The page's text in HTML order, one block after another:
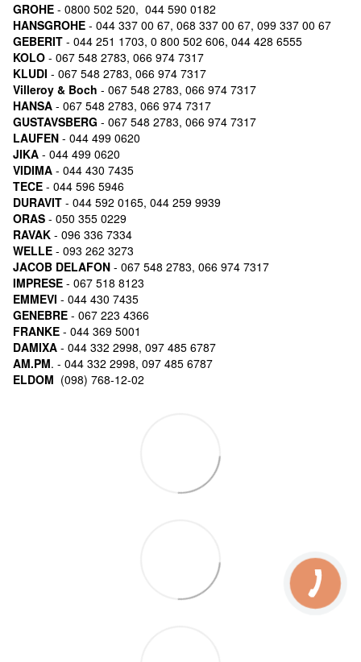
GROHE - 0800 502 520, 044 590 0182
HANSGROHE - 044 337 00 67, 068 337 00 67, 099 337 00 67
GEBERIT - 044 251 1703, 0 800 502 606, 044 428 6555
KOLO - 067 548 2783, 066 974 7317
KLUDI - 067 548 2783, 066 974 7317
Villeroy & Boch - 067 548 2783, 066 974 7317
HANSA - 067 548 2783, 066 974 7317
GUSTAVSBERG - 067 548 2783, 066 974 7317
LAUFEN - 044 499 0620
JIKA - 044 499 0620
VIDIMA - 044 430 7435
TECE - 044 596 5946
DURAVIT - 044 592 0165, 044 259 9939
ORAS - 050 355 0229
RAVAK - 096 336 7334
WELLE - 093 262 3273
JACOB DELAFON - 067 548 2783, 066 974 7317
IMPRESE - 067 518 8123
EMMEVI - 044 430 7435
GENEBRE - 067 223 4366
FRANKE - 044 369 5001
DAMIXA - 044 332 2998, 097 485 6787
AM.PM. - 044 332 2998, 097 485 6787
ELDOM (098) 768-12-02